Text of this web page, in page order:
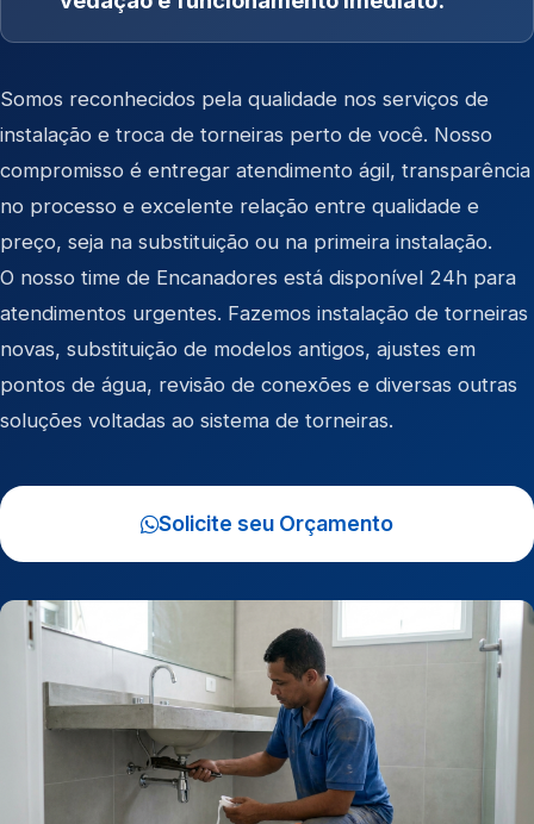
Somos reconhecidos pela qualidade nos serviços de
instalação e troca de torneiras perto de você. Nosso
compromisso é entregar atendimento ágil, transparência
no processo e excelente relação entre qualidade e
preço, seja na substituição ou na primeira instalação.
O nosso time de Encanadores está disponível 24h para
atendimentos urgentes. Fazemos instalação de torneiras
novas, substituição de modelos antigos, ajustes em
pontos de água, revisão de conexões e diversas outras
soluções voltadas ao sistema de torneiras.
Solicite seu Orçamento